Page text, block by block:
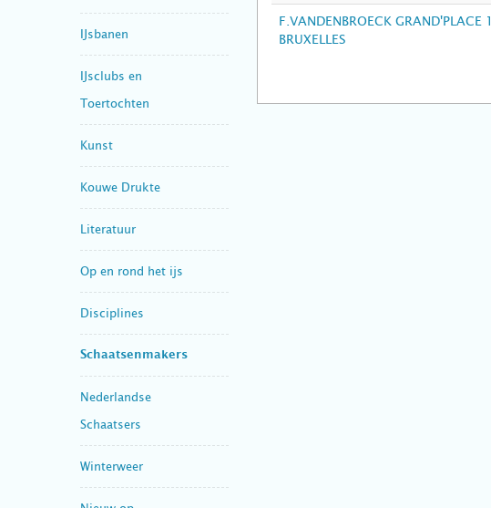
IJsbanen
IJsclubs en
Toertochten
Kunst
Kouwe Drukte
Literatuur
Op en rond het ijs
Disciplines
Schaatsenmakers
Nederlandse
Schaatsers
Winterweer
F.VANDENBROECK GRAND'PLACE 1
BRUXELLES